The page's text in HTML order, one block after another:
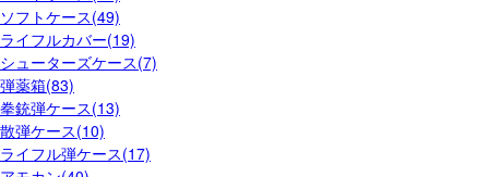
ソフトケース(49)
ライフルカバー(19)
シューターズケース(7)
弾薬箱(83)
拳銃弾ケース(13)
散弾ケース(10)
ライフル弾ケース(17)